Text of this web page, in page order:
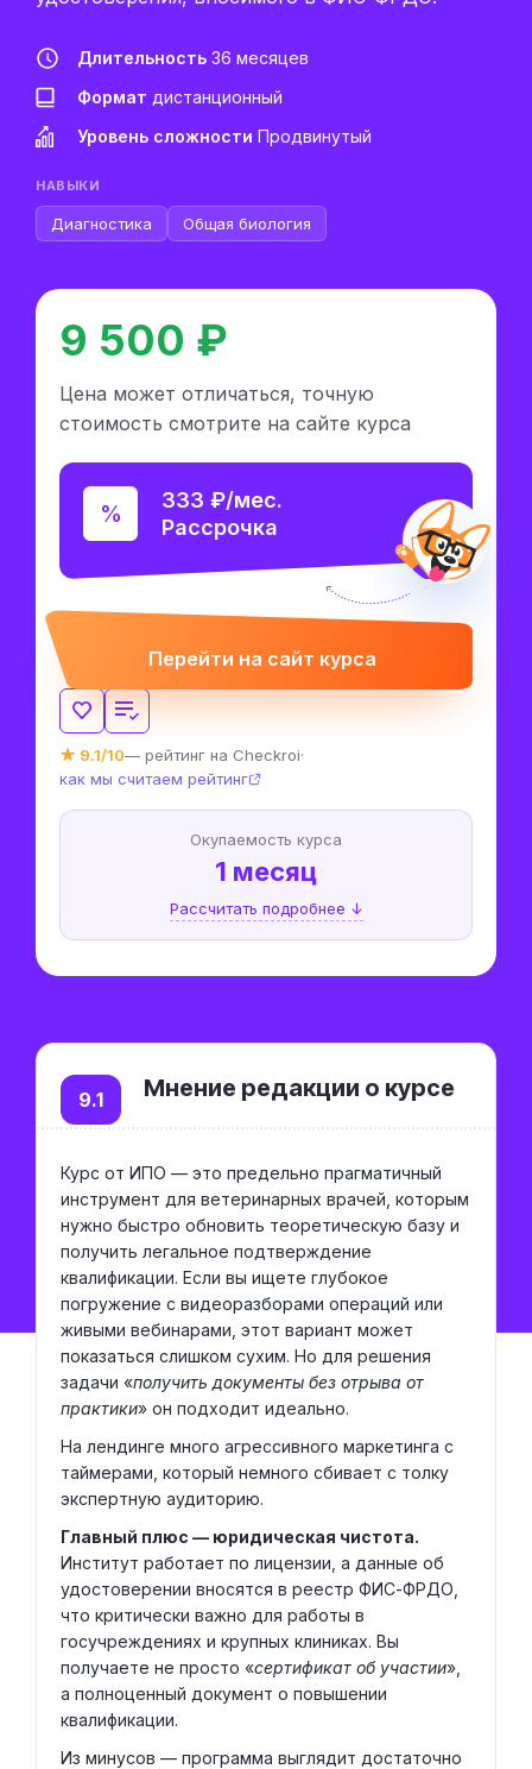
Длительность 36 месяцев
Формат дистанционный
Уровень сложности Продвинутый
НАВЫКИ
Диагностика Общая биология
9 500 ₽
Цена может отличаться, точную
стоимость смотрите на сайте курса
333 ₽/мес.
Рассрочка
Перейти на сайт курса
★ 9.1/10— рейтинг на Checkroi·
как мы считаем рейтинг
Окупаемость курса
1 месяц
Рассчитать подробнее ↓
Мнение редакции о курсе
9.1
Курс от ИПО — это предельно прагматичный
инструмент для ветеринарных врачей, которым
нужно быстро обновить теоретическую базу и
получить легальное подтверждение
квалификации. Если вы ищете глубокое
погружение с видеоразборами операций или
живыми вебинарами, этот вариант может
показаться слишком сухим. Но для решения
задачи «получить документы без отрыва от
практики» он подходит идеально.
На лендинге много агрессивного маркетинга с
таймерами, который немного сбивает с толку
экспертную аудиторию.
Главный плюс — юридическая чистота.
Институт работает по лицензии, а данные об
удостоверении вносятся в реестр ФИС-ФРДО,
что критически важно для работы в
госучреждениях и крупных клиниках. Вы
получаете не просто «сертификат об участии»,
а полноценный документ о повышении
квалификации.
Из минусов — программа выглядит достаточно